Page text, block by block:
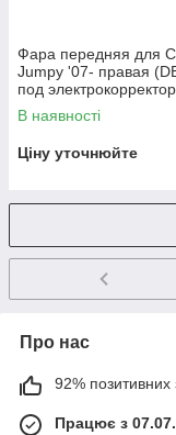
Фара передняя для
Jumpy '07- правая
под электрокорректор
В наявності
Ціну уточнюйте
Про нас
92% позитивних
Працює з